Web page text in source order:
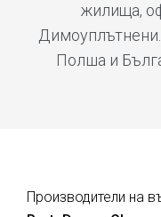
жилища,
Полша и
Производители на